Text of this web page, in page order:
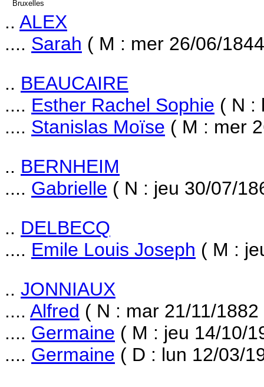
Bruxelles
.. ALEX
.... Sarah ( M : mer 26/06/
.. BEAUCAIRE
.... Esther Rachel Sophie ( N :
.... Stanislas Moïse ( M : mer
.. BERNHEIM
.... Gabrielle ( N : jeu 30/07/
.. DELBECQ
.... Emile Louis Joseph ( M :
.. JONNIAUX
.... Alfred ( N : mar 21/11/1882
.... Germaine ( M : jeu 14/10/
.... Germaine ( D : lun 12/03/